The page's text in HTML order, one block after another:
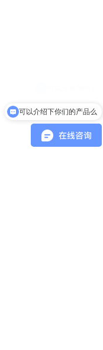
可以介绍下你们的产品么